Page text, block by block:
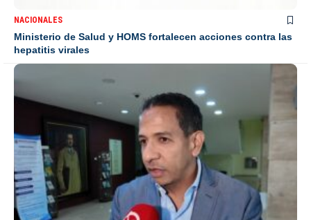
NACIONALES
Ministerio de Salud y HOMS fortalecen acciones contra las
hepatitis virales